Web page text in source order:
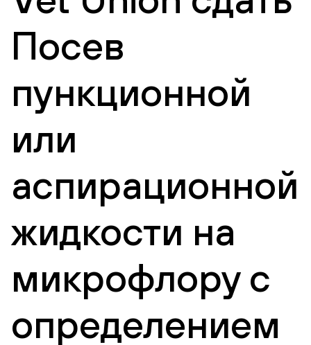
Посев
пункционной
или
аспирационной
жидкости на
микрофлору с
определением